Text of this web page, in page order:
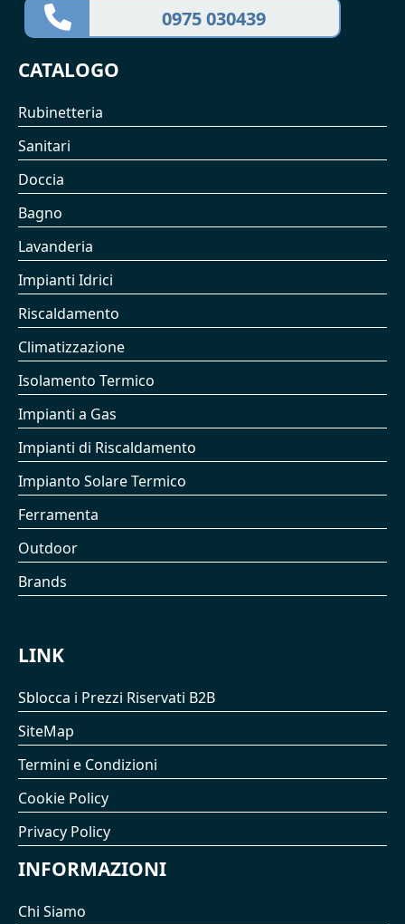
0975 030439
CATALOGO
Rubinetteria
Sanitari
Doccia
Bagno
Lavanderia
Impianti Idrici
Riscaldamento
Climatizzazione
Isolamento Termico
Impianti a Gas
Impianti di Riscaldamento
Impianto Solare Termico
Ferramenta
Outdoor
Brands
LINK
Sblocca i Prezzi Riservati B2B
SiteMap
Termini e Condizioni
Cookie Policy
Privacy Policy
INFORMAZIONI
Chi Siamo